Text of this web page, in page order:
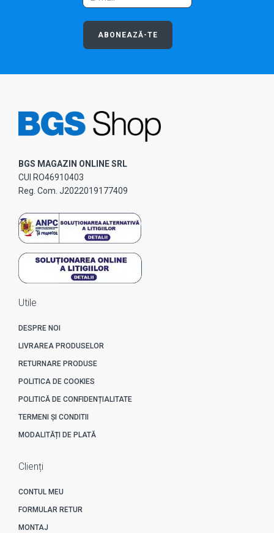
ABONEAZĂ-TE
BGS MAGAZIN ONLINE SRL
CUI RO46910403
Reg. Com. J2022019177409
Utile
DESPRE NOI
LIVRAREA PRODUSELOR
RETURNARE PRODUSE
POLITICA DE COOKIES
POLITICĂ DE CONFIDENȚIALITATE
TERMENI ȘI CONDITII
MODALITĂȚI DE PLATĂ
Clienți
CONTUL MEU
FORMULAR RETUR
MONTAJ